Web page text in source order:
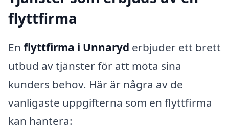
flyttfirma
En flyttfirma i Unnaryd erbjuder ett brett
utbud av tjänster för att möta sina
kunders behov. Här är några av de
vanligaste uppgifterna som en flyttfirma
kan hantera: